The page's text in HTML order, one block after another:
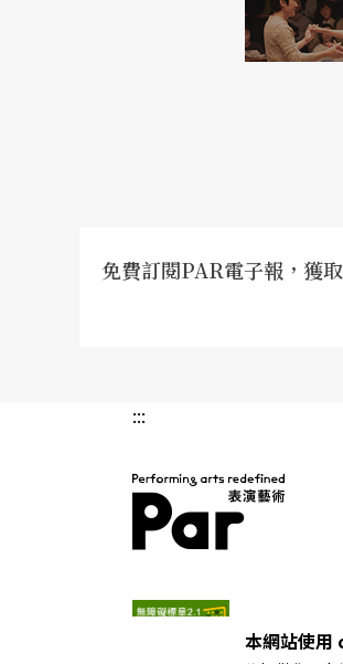
衛武營目前定期舉辦藝文講
如果兒童劇團的趙自強、田
建造完成之前，衛武營未來
藝文風氣的深耕如同教育一
已晚，只會致使衛武營成為
藝術團體的扶植、劇場人才
方藝文風氣，留住更多的南
談，而是正在步步實踐的現
免費訂閱PAR電子報，獲
:::
本網站使用